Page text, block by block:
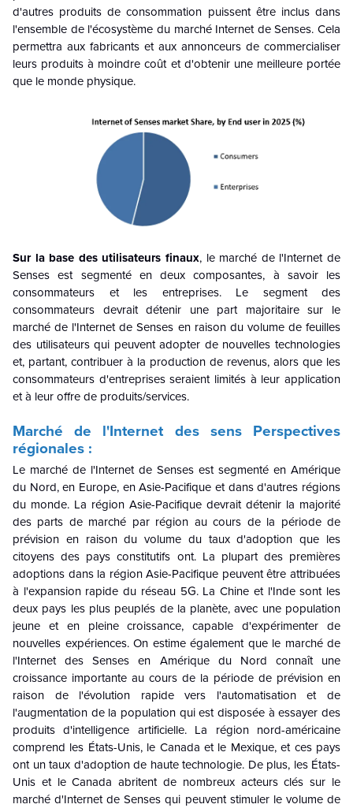
d'autres produits de consommation puissent être inclus dans
l'ensemble de l'écosystème du marché Internet de Senses. Cela
permettra aux fabricants et aux annonceurs de commercialiser
leurs produits à moindre coût et d'obtenir une meilleure portée
que le monde physique.
Sur la base des utilisateurs finaux, le marché de l'Internet de
Senses est segmenté en deux composantes, à savoir les
consommateurs et les entreprises. Le segment des
consommateurs devrait détenir une part majoritaire sur le
marché de l'Internet de Senses en raison du volume de feuilles
des utilisateurs qui peuvent adopter de nouvelles technologies
et, partant, contribuer à la production de revenus, alors que les
consommateurs d'entreprises seraient limités à leur application
et à leur offre de produits/services.
Marché de l'Internet des sens Perspectives
régionales :
Le marché de l'Internet de Senses est segmenté en Amérique
du Nord, en Europe, en Asie-Pacifique et dans d'autres régions
du monde. La région Asie-Pacifique devrait détenir la majorité
des parts de marché par région au cours de la période de
prévision en raison du volume du taux d'adoption que les
citoyens des pays constitutifs ont. La plupart des premières
adoptions dans la région Asie-Pacifique peuvent être attribuées
à l'expansion rapide du réseau 5G. La Chine et l'Inde sont les
deux pays les plus peuplés de la planète, avec une population
jeune et en pleine croissance, capable d'expérimenter de
nouvelles expériences. On estime également que le marché de
l'Internet des Senses en Amérique du Nord connaît une
croissance importante au cours de la période de prévision en
raison de l'évolution rapide vers l'automatisation et de
l'augmentation de la population qui est disposée à essayer des
produits d'intelligence artificielle. La région nord-américaine
comprend les États-Unis, le Canada et le Mexique, et ces pays
ont un taux d'adoption de haute technologie. De plus, les États-
Unis et le Canada abritent de nombreux acteurs clés sur le
marché d'Internet de Senses qui peuvent stimuler le volume de